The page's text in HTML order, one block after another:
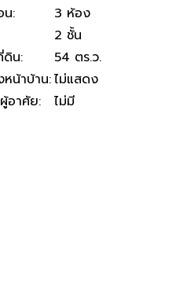
น:
3 ห้อง
2 ชั้น
ดิน:
54 ตร.ว.
น้าบ้าน:ไม่แสดง
อาศัย:
ไม่มี